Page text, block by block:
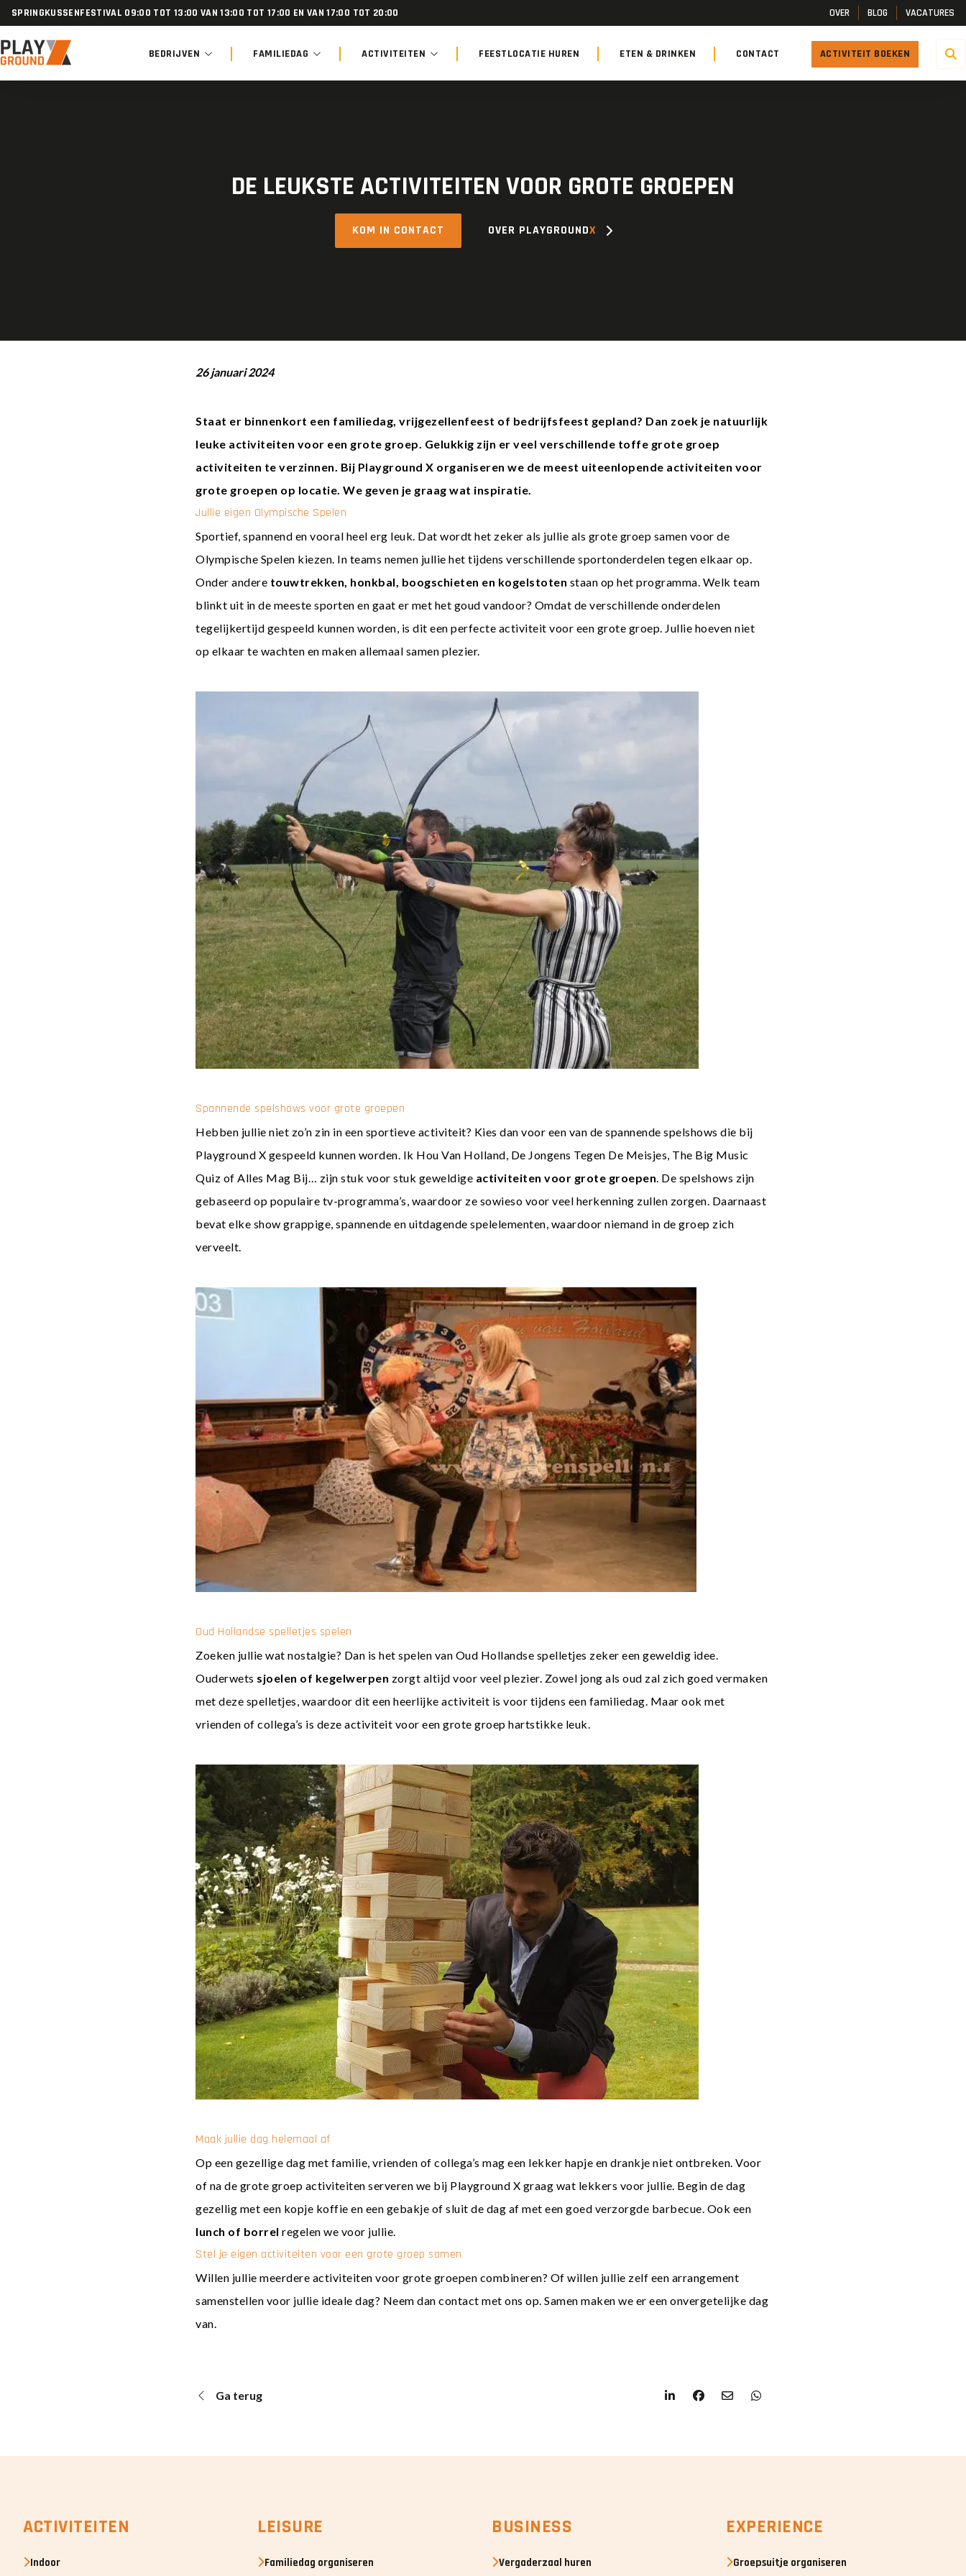
Skip to content
SPRINGKUSSENFESTIVAL 09:00 TOT 13:00 VAN 13:00 TOT 17:00 EN VAN 17:00 TOT 20:00 OVER BLOG VACATURES
BEDRIJVEN FAMILIEDAG ACTIVITEITEN FEESTLOCATIE HUREN ETEN & DRINKEN CONTACT ACTIVITEIT BOEKEN
DE LEUKSTE ACTIVITEITEN VOOR GROTE GROEPEN
KOM IN CONTACT OVER PLAYGROUNDX
26 januari 2024
Staat er binnenkort een familiedag, vrijgezellenfeest of bedrijfsfeest gepland? Dan zoek je natuurlijk
leuke activiteiten voor een grote groep. Gelukkig zijn er veel verschillende toffe grote groep
activiteiten te verzinnen. Bij Playground X organiseren we de meest uiteenlopende activiteiten voor
grote groepen op locatie. We geven je graag wat inspiratie.
Jullie eigen Olympische Spelen
Sportief, spannend en vooral heel erg leuk. Dat wordt het zeker als jullie als grote groep samen voor de
Olympische Spelen kiezen. In teams nemen jullie het tijdens verschillende sportonderdelen tegen elkaar op.
Onder andere touwtrekken, honkbal, boogschieten en kogelstoten staan op het programma. Welk team
blinkt uit in de meeste sporten en gaat er met het goud vandoor? Omdat de verschillende onderdelen
tegelijkertijd gespeeld kunnen worden, is dit een perfecte activiteit voor een grote groep. Jullie hoeven niet
op elkaar te wachten en maken allemaal samen plezier.
Spannende spelshows voor grote groepen
Hebben jullie niet zo’n zin in een sportieve activiteit? Kies dan voor een van de spannende spelshows die bij
Playground X gespeeld kunnen worden. Ik Hou Van Holland, De Jongens Tegen De Meisjes, The Big Music
Quiz of Alles Mag Bij… zijn stuk voor stuk geweldige activiteiten voor grote groepen. De spelshows zijn
gebaseerd op populaire tv-programma’s, waardoor ze sowieso voor veel herkenning zullen zorgen. Daarnaast
bevat elke show grappige, spannende en uitdagende spelelementen, waardoor niemand in de groep zich
verveelt.
Oud Hollandse spelletjes spelen
Zoeken jullie wat nostalgie? Dan is het spelen van Oud Hollandse spelletjes zeker een geweldig idee.
Ouderwets sjoelen of kegelwerpen zorgt altijd voor veel plezier. Zowel jong als oud zal zich goed vermaken
met deze spelletjes, waardoor dit een heerlijke activiteit is voor tijdens een familiedag. Maar ook met
vrienden of collega’s is deze activiteit voor een grote groep hartstikke leuk.
Maak jullie dag helemaal af
Op een gezellige dag met familie, vrienden of collega’s mag een lekker hapje en drankje niet ontbreken. Voor
of na de grote groep activiteiten serveren we bij Playground X graag wat lekkers voor jullie. Begin de dag
gezellig met een kopje koffie en een gebakje of sluit de dag af met een goed verzorgde barbecue. Ook een
lunch of borrel regelen we voor jullie.
Stel je eigen activiteiten voor een grote groep samen
Willen jullie meerdere activiteiten voor grote groepen combineren? Of willen jullie zelf een arrangement
samenstellen voor jullie ideale dag? Neem dan contact met ons op. Samen maken we er een onvergetelijke dag
van.
Ga terug
ACTIVITEITEN
Indoor
LEISURE
Familiedag organiseren
BUSINESS
Vergaderzaal huren
EXPERIENCE
Groepsuitje organiseren